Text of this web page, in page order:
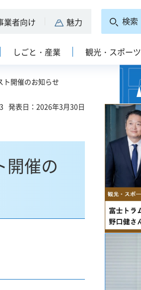
業者向け 魅力 検索
しごと・産業 観光・スポーツ
ト開催のお知らせ
発表日：2026年3月30日
開催の